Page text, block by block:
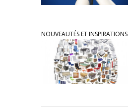
NOUVEAUTÉS ET INSPIRATIONS